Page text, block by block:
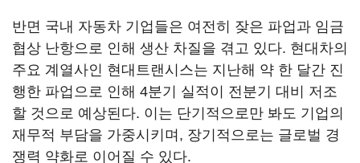
반면 국내 자동차 기업들은 여전히 잦은 파업과 임금
협상 난항으로 인해 생산 차질을 겪고 있다. 현대차의
주요 계열사인 현대트랜시스는 지난해 약 한 달간 진
행한 파업으로 인해 4분기 실적이 전분기 대비 저조
할 것으로 예상된다. 이는 단기적으로만 봐도 기업의
재무적 부담을 가중시키며, 장기적으로는 글로벌 경
쟁력 약화로 이어질 수 있다.